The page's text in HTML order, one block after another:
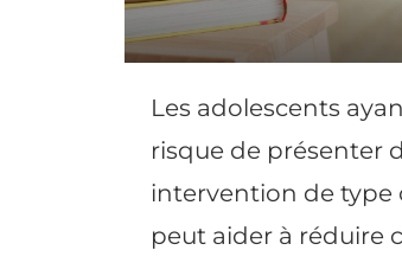
Les adolescents
risque de présenter
intervention de type
peut aider à réduire